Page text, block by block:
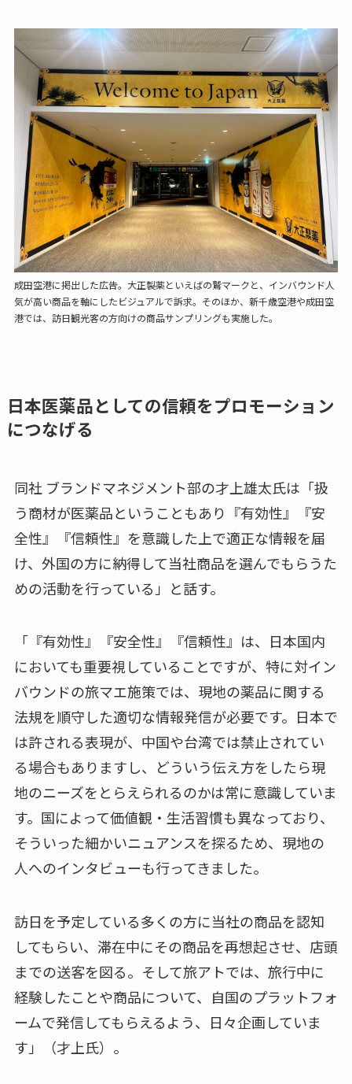
成田空港に掲出した広告。大正製薬といえばの鷲マークと、インバウンド人
気が高い商品を軸にしたビジュアルで訴求。そのほか、新千歳空港や成田空
港では、訪日観光客の方向けの商品サンプリングも実施した。
日本医薬品としての信頼をプロモーション
につなげる
同社 ブランドマネジメント部の才上雄太氏は「扱
う商材が医薬品ということもあり『有効性』『安
全性』『信頼性』を意識した上で適正な情報を届
け、外国の方に納得して当社商品を選んでもらうた
めの活動を行っている」と話す。
「『有効性』『安全性』『信頼性』は、日本国内
においても重要視していることですが、特に対イン
バウンドの旅マエ施策では、現地の薬品に関する
法規を順守した適切な情報発信が必要です。日本で
は許される表現が、中国や台湾では禁止されてい
る場合もありますし、どういう伝え方をしたら現
地のニーズをとらえられるのかは常に意識していま
す。国によって価値観・生活習慣も異なっており、
そういった細かいニュアンスを探るため、現地の
人へのインタビューも行ってきました。
訪日を予定している多くの方に当社の商品を認知
してもらい、滞在中にその商品を再想起させ、店頭
までの送客を図る。そして旅アトでは、旅行中に
経験したことや商品について、自国のプラットフォ
ームで発信してもらえるよう、日々企画していま
す」（才上氏）。